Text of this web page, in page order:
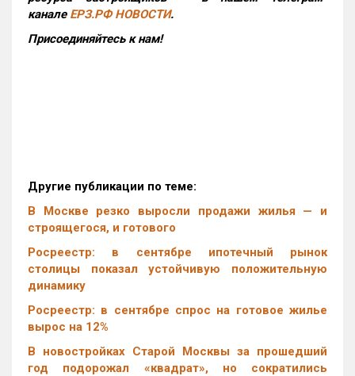
канале ЕРЗ.РФ НОВОСТИ.
Присоединяйтесь к нам!
Другие публикации по теме:
В Москве резко выросли продажи жилья — и
строящегося, и готового
Росреестр: в сентябре ипотечный рынок
столицы показал устойчивую положительную
динамику
Росреестр: в сентябре спрос на готовое жилье
вырос на 12%
В новостройках Старой Москвы за прошедший
год подорожал «квадрат», но сократились